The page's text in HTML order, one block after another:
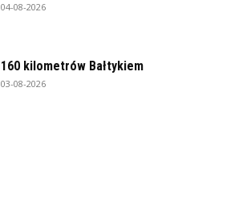
04-08-2026
160 kilometrów Bałtykiem
03-08-2026